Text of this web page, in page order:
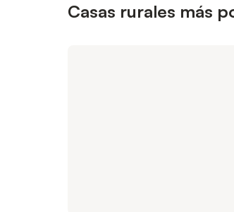
Casas rurales más